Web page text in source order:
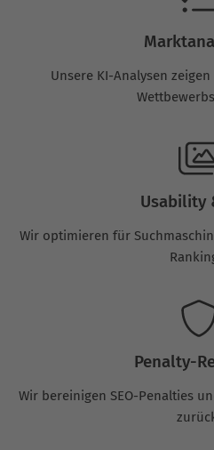
Unsere KI-Analysen
Usability
Wir optimieren für
Penalty-
Wir bereinigen SEO-Penalties